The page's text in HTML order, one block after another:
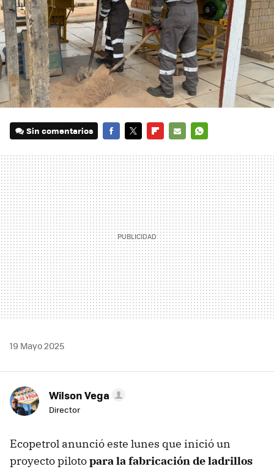
Sin comentarios
MAIL
19 Mayo 2025
Wilson Vega
Director
Ecopetrol anunció este lunes que inició un
proyecto pilotopara la fabricación de ladrillos